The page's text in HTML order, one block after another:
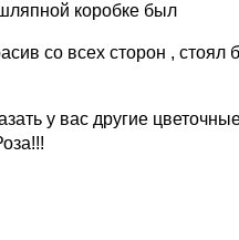
коробке был
со всех сторон ,
у вас другие